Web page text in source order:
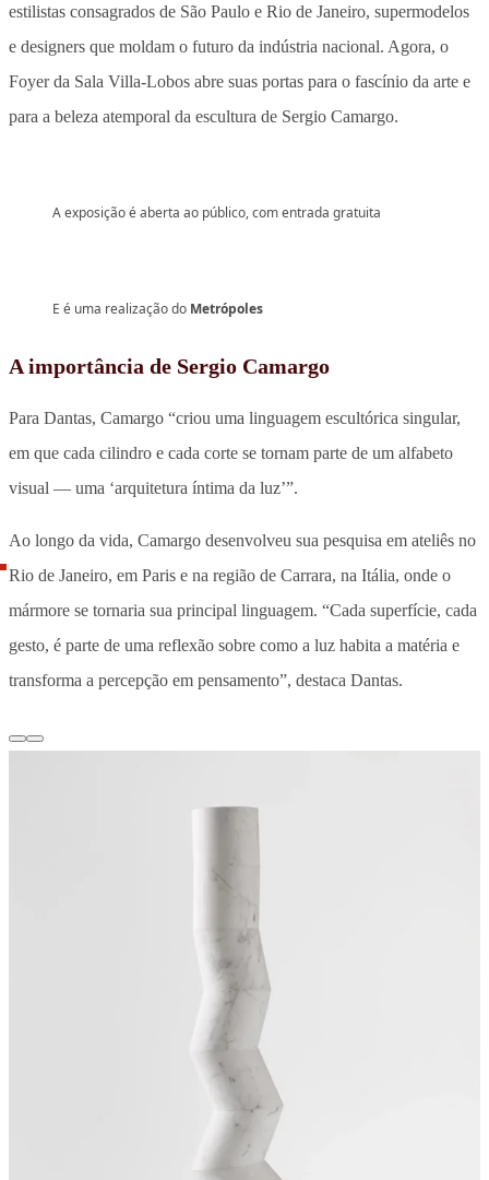
estilistas consagrados de São Paulo e Rio de Janeiro, supermodelos
e designers que moldam o futuro da indústria nacional. Agora, o
Foyer da Sala Villa-Lobos abre suas portas para o fascínio da arte e
para a beleza atemporal da escultura de Sergio Camargo.
A exposição é aberta ao público, com entrada gratuita
E é uma realização do Metrópoles
A importância de Sergio Camargo
Para Dantas, Camargo “criou uma linguagem escultórica singular,
em que cada cilindro e cada corte se tornam parte de um alfabeto
visual — uma ‘arquitetura íntima da luz’”.
Ao longo da vida, Camargo desenvolveu sua pesquisa em ateliês no
Rio de Janeiro, em Paris e na região de Carrara, na Itália, onde o
mármore se tornaria sua principal linguagem. “Cada superfície, cada
gesto, é parte de uma reflexão sobre como a luz habita a matéria e
transforma a percepção em pensamento”, destaca Dantas.